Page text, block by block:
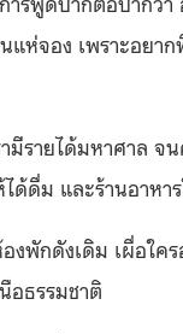
แห่จอง เพราะอยา
มีรายได้มหาศาล จ
ด้ดื่ม และร้านอาหา
งพักดังเดิม เผื่อใคร
อธรรมชาติ